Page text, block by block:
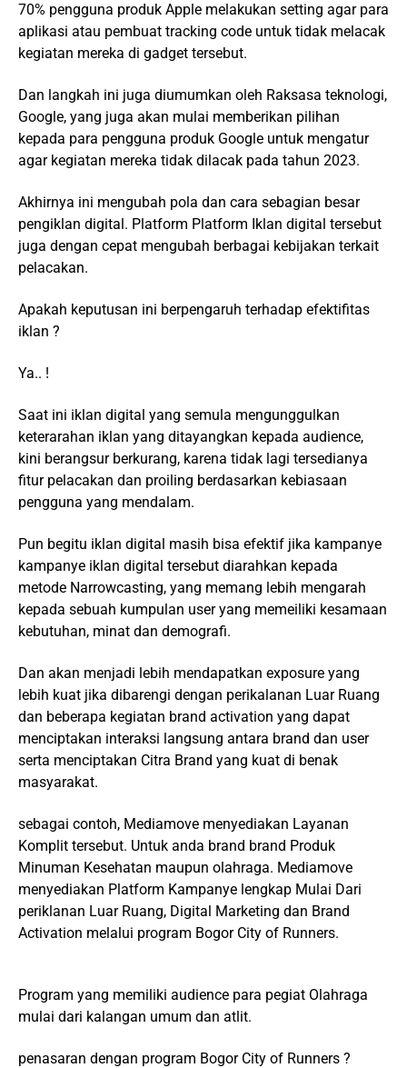
70% pengguna produk Apple melakukan setting agar para
aplikasi atau pembuat tracking code untuk tidak melacak
kegiatan mereka di gadget tersebut.
Dan langkah ini juga diumumkan oleh Raksasa teknologi,
Google, yang juga akan mulai memberikan pilihan
kepada para pengguna produk Google untuk mengatur
agar kegiatan mereka tidak dilacak pada tahun 2023.
Akhirnya ini mengubah pola dan cara sebagian besar
pengiklan digital. Platform Platform Iklan digital tersebut
juga dengan cepat mengubah berbagai kebijakan terkait
pelacakan.
Apakah keputusan ini berpengaruh terhadap efektifitas
iklan ?
Ya.. !
Saat ini iklan digital yang semula mengunggulkan
keterarahan iklan yang ditayangkan kepada audience,
kini berangsur berkurang, karena tidak lagi tersedianya
fitur pelacakan dan proiling berdasarkan kebiasaan
pengguna yang mendalam.
Pun begitu iklan digital masih bisa efektif jika kampanye
kampanye iklan digital tersebut diarahkan kepada
metode Narrowcasting, yang memang lebih mengarah
kepada sebuah kumpulan user yang memeiliki kesamaan
kebutuhan, minat dan demografi.
Dan akan menjadi lebih mendapatkan exposure yang
lebih kuat jika dibarengi dengan perikalanan Luar Ruang
dan beberapa kegiatan brand activation yang dapat
menciptakan interaksi langsung antara brand dan user
serta menciptakan Citra Brand yang kuat di benak
masyarakat.
sebagai contoh, Mediamove menyediakan Layanan
Komplit tersebut. Untuk anda brand brand Produk
Minuman Kesehatan maupun olahraga. Mediamove
menyediakan Platform Kampanye lengkap Mulai Dari
periklanan Luar Ruang, Digital Marketing dan Brand
Activation melalui program Bogor City of Runners.
Program yang memiliki audience para pegiat Olahraga
mulai dari kalangan umum dan atlit.
penasaran dengan program Bogor City of Runners ?